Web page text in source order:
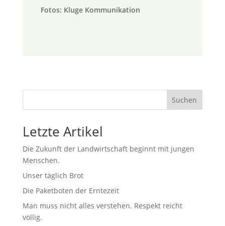
Fotos: Kluge Kommunikation
Suchen
Letzte Artikel
Die Zukunft der Landwirtschaft beginnt mit jungen
Menschen.
Unser täglich Brot
Die Paketboten der Erntezeit
Man muss nicht alles verstehen. Respekt reicht
völlig.